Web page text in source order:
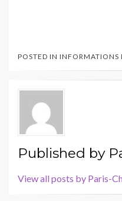
POSTED IN INFORMATIONS
Published by
View all posts by Paris-